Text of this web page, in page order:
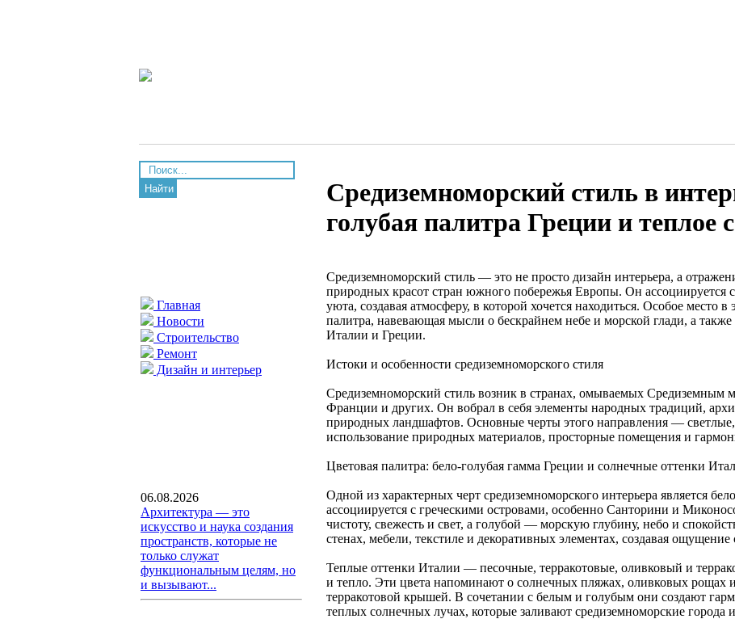
Найти
Главная
Новости
Строительство
Ремонт
Дизайн и интерьер
06.08.2026
Архитектура — это
искусство и наука создания
пространств, которые не
только служат
функциональным целям, но
и вызывают...
Средиземноморский стиль в
голубая палитра Греции и теплое
Средиземноморский стиль — это не просто дизайн интерьера, а
природных красот стран южного побережья Европы. Он ассоциируется
уюта, создавая атмосферу, в которой хочется находиться. Особое место в
палитра, навевающая мысли о бескрайнем небе и морской глади, а также
Италии и Греции.
Истоки и особенности средиземноморского стиля
Средиземноморский стиль возник в странах, омываемых
Франции и других. Он вобрал в себя элементы народных традиций,
природных ландшафтов. Основные черты этого направления —
использование природных материалов, просторные помещения и
Цветовая палитра: бело-голубая гамма Греции и солнечные оттенки
Одной из характерных черт средиземноморского интерьера является
ассоциируется с греческими островами, особенно Санторини и
чистоту, свежесть и свет, а голубой — морскую глубину, небо и
стенах, мебели, текстиле и декоративных элементах, создавая ощущение
Теплые оттенки Италии — песочные, терракотовые, оливковый и
и тепло. Эти цвета напоминают о солнечных пляжах, оливковых рощах
терракотовой крышей. В сочетании с белым и голубым они создают
теплых солнечных лучах, которые заливают средиземноморские города